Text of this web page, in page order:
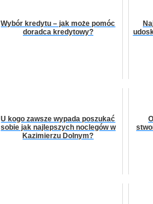
Wybór kredytu – jak może pomóc
doradca kredytowy?
U kogo zawsze wypada poszukać
sobie jak najlepszych noclegów w
Kazimierzu Dolnym?